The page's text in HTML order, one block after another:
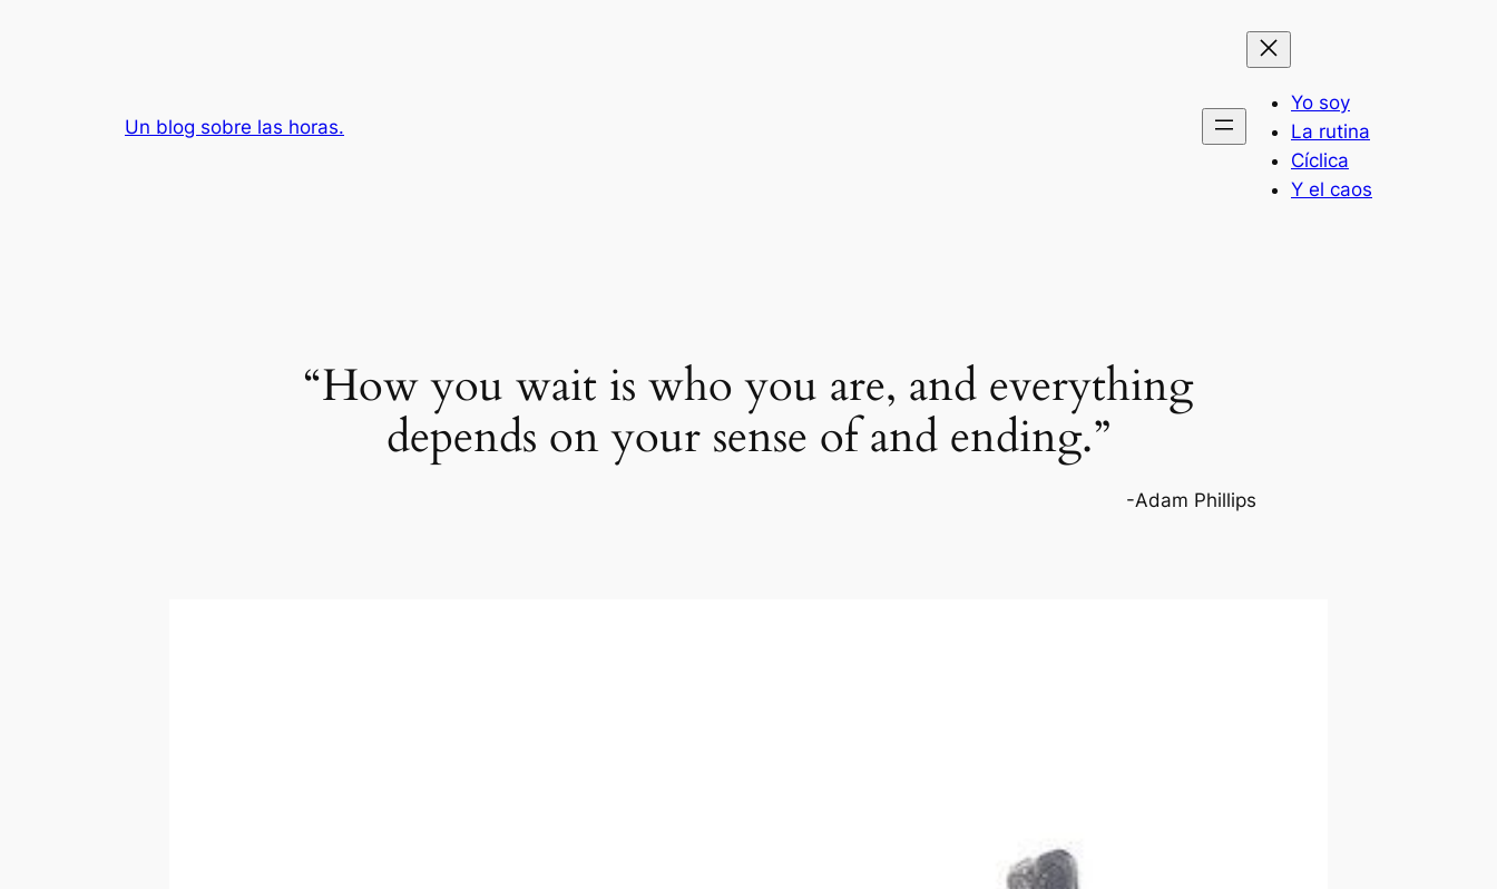
Un blog sobre las horas.
Yo soy
La rutina
Cíclica
Y el caos
“How you wait is who you are, and everything
depends on your sense of and ending.”
-Adam Phillips